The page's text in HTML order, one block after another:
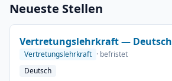
Neueste Stellen
Vertretungslehrkraft — Deutsch
Vertretungslehrkraft · befristet
Deutsch